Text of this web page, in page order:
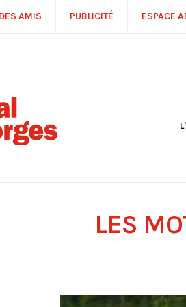
AMIS PUBLICITÉ ESPACE
LES